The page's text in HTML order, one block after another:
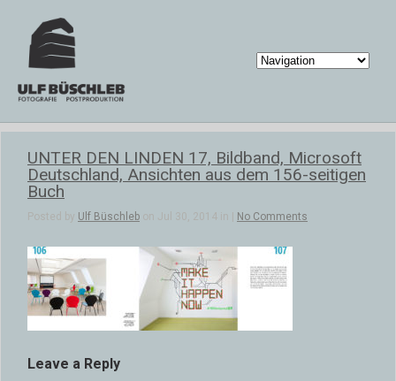
UNTER DEN LINDEN 17, Bildband, Microsoft
Deutschland, Ansichten aus dem 156-seitigen
Buch
Posted by Ulf Büschleb on Jul 30, 2014 in | No Comments
Leave a Reply